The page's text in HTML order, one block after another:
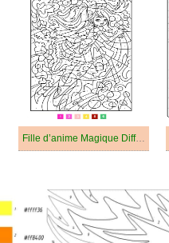
Fille d’anime Magique Difficile